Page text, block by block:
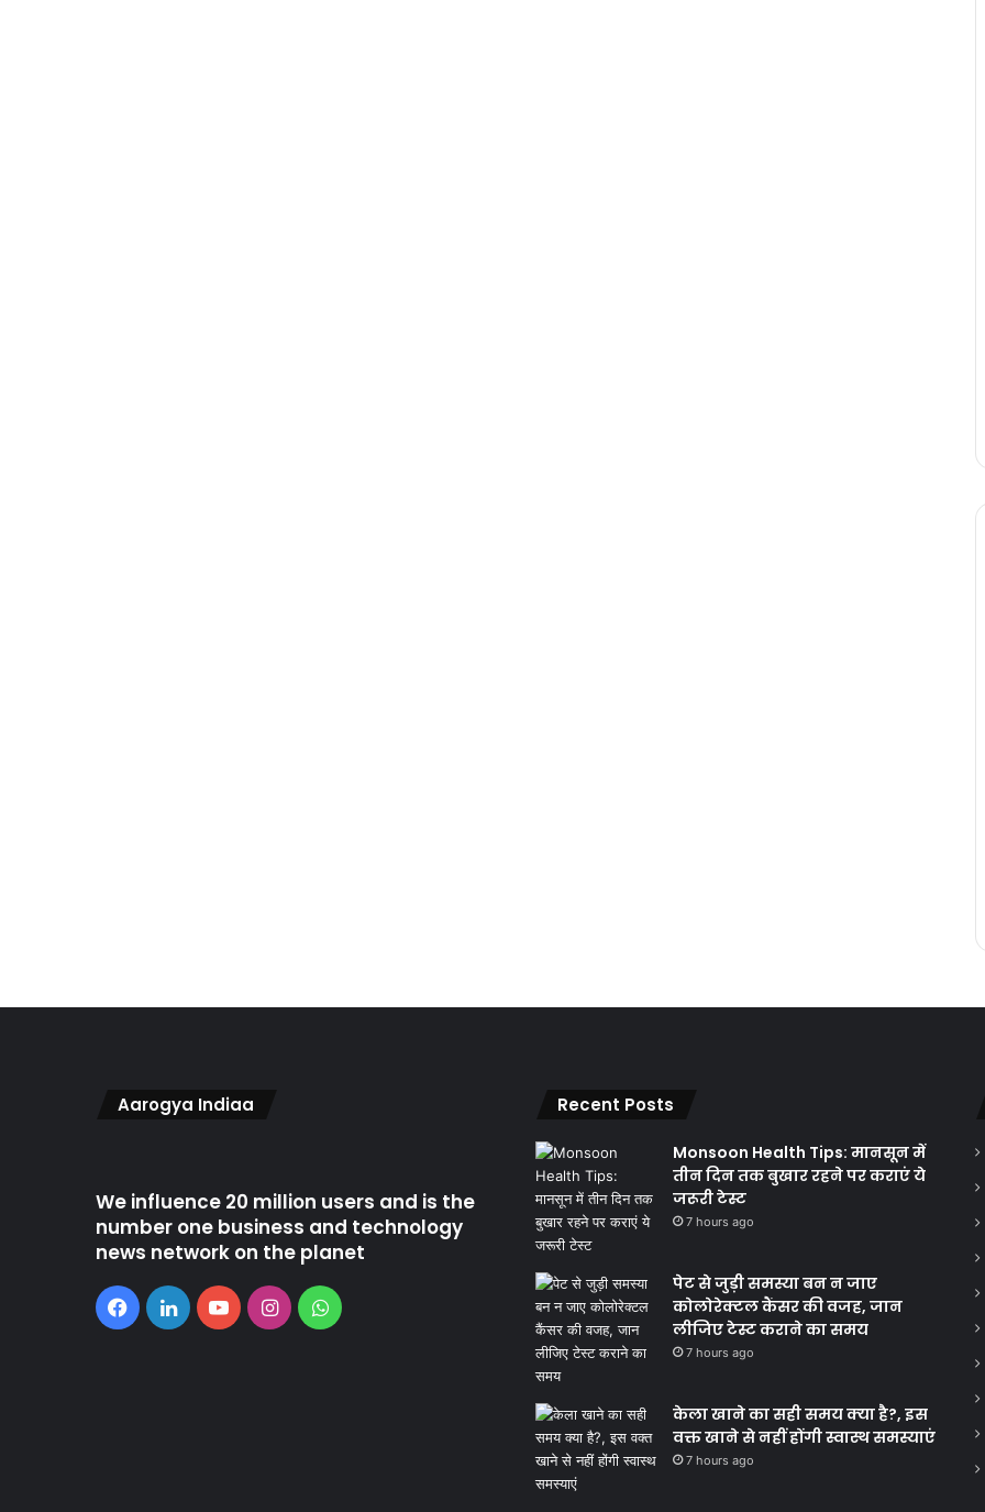
Aarogya Indiaa
We influence 20 million users and is the
number one business and technology
news network on the planet
Facebook
LinkedInYouTubeInstagramWhatsApp
Recent Posts
Monsoon Health Tips: मानसून में
तीन दिन तक बुखार रहने पर कराएं ये
जरूरी टेस्ट
7 hours ago
पेट से जुड़ी समस्या बन न जाए
कोलोरेक्टल कैंसर की वजह, जान
लीजिए टेस्ट कराने का समय
7 hours ago
केला खाने का सही समय क्‍या है?, इस
वक्त खाने से नहीं होंगी स्वास्थ समस्याएं
7 hours ago